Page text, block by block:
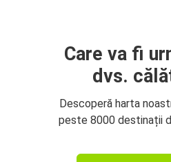
Care va fi
dvs.
Descoperă harta
peste 8000 destinații